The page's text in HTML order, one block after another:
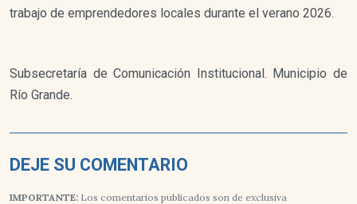
trabajo de emprendedores locales durante el verano 2026.
Subsecretaría de Comunicación Institucional. Municipio de
Río Grande.
DEJE SU COMENTARIO
IMPORTANTE: Los comentarios publicados son de exclusiva